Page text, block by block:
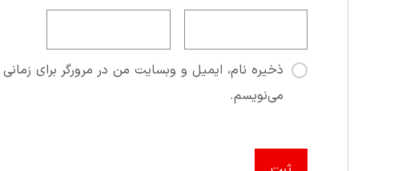
ذخیره نام، ایمیل و وبسایت من در مرورگر برای
می‌نویسم.